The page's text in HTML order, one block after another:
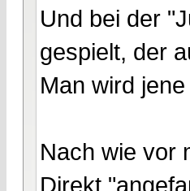
Und bei der
gespielt, der
Man wird
Nach wie vor
Direkt